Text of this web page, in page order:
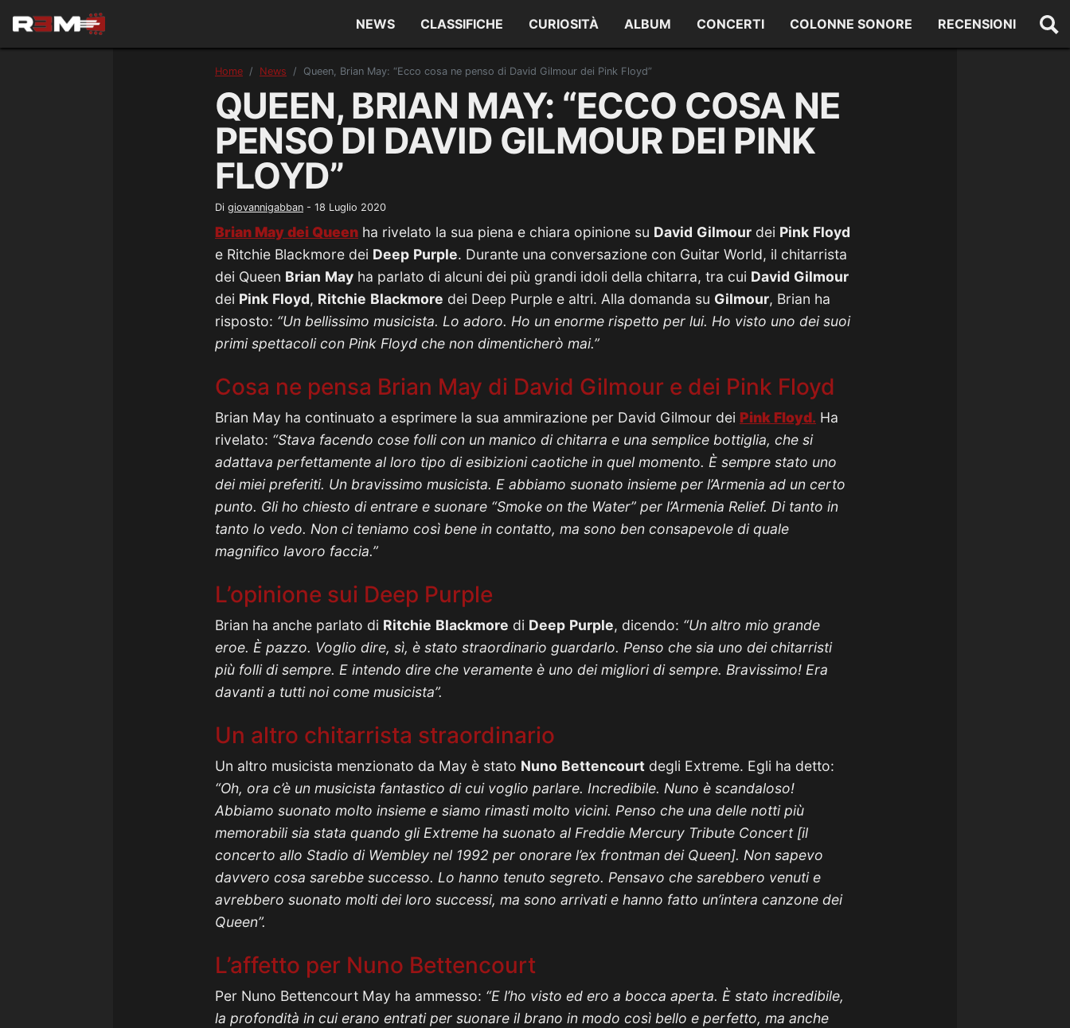
NEWS CLASSIFICHE CURIOSITÀ ALBUM CONCERTI COLONNE SONORE RECENSIONI
Home News Queen, Brian May: “Ecco cosa ne penso di David Gilmour dei Pink Floyd”
QUEEN, BRIAN MAY: “ECCO COSA NE
PENSO DI DAVID GILMOUR DEI PINK
FLOYD”
Di giovannigabban - 18 Luglio 2020
Brian May dei Queen ha rivelato la sua piena e chiara opinione su David Gilmour dei Pink Floyd
e Ritchie Blackmore dei Deep Purple. Durante una conversazione con Guitar World, il chitarrista
dei Queen Brian May ha parlato di alcuni dei più grandi idoli della chitarra, tra cui David Gilmour
dei Pink Floyd, Ritchie Blackmore dei Deep Purple e altri. Alla domanda su Gilmour, Brian ha
risposto: “Un bellissimo musicista. Lo adoro. Ho un enorme rispetto per lui. Ho visto uno dei suoi
primi spettacoli con Pink Floyd che non dimenticherò mai.”
Cosa ne pensa Brian May di David Gilmour e dei Pink Floyd
Brian May ha continuato a esprimere la sua ammirazione per David Gilmour dei Pink Floyd. Ha
rivelato: “Stava facendo cose folli con un manico di chitarra e una semplice bottiglia, che si
adattava perfettamente al loro tipo di esibizioni caotiche in quel momento. È sempre stato uno
dei miei preferiti. Un bravissimo musicista. E abbiamo suonato insieme per l’Armenia ad un certo
punto. Gli ho chiesto di entrare e suonare “Smoke on the Water” per l’Armenia Relief. Di tanto in
tanto lo vedo. Non ci teniamo così bene in contatto, ma sono ben consapevole di quale
magnifico lavoro faccia.”
L’opinione sui Deep Purple
Brian ha anche parlato di Ritchie Blackmore di Deep Purple, dicendo: “Un altro mio grande
eroe. È pazzo. Voglio dire, sì, è stato straordinario guardarlo. Penso che sia uno dei chitarristi
più folli di sempre. E intendo dire che veramente è uno dei migliori di sempre. Bravissimo! Era
davanti a tutti noi come musicista”.
Un altro chitarrista straordinario
Un altro musicista menzionato da May è stato Nuno Bettencourt degli Extreme. Egli ha detto:
“Oh, ora c’è un musicista fantastico di cui voglio parlare. Incredibile. Nuno è scandaloso!
Abbiamo suonato molto insieme e siamo rimasti molto vicini. Penso che una delle notti più
memorabili sia stata quando gli Extreme ha suonato al Freddie Mercury Tribute Concert [il
concerto allo Stadio di Wembley nel 1992 per onorare l’ex frontman dei Queen]. Non sapevo
davvero cosa sarebbe successo. Lo hanno tenuto segreto. Pensavo che sarebbero venuti e
avrebbero suonato molti dei loro successi, ma sono arrivati ​​e hanno fatto un’intera canzone dei
Queen”.
L’affetto per Nuno Bettencourt
Per Nuno Bettencourt May ha ammesso: “E l’ho visto ed ero a bocca aperta. È stato incredibile,
la profondità in cui erano entrati per suonare il brano in modo così bello e perfetto, ma anche